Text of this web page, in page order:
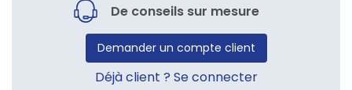
De conseils sur mesure
Demander un compte client
Déjà client ? Se connecter